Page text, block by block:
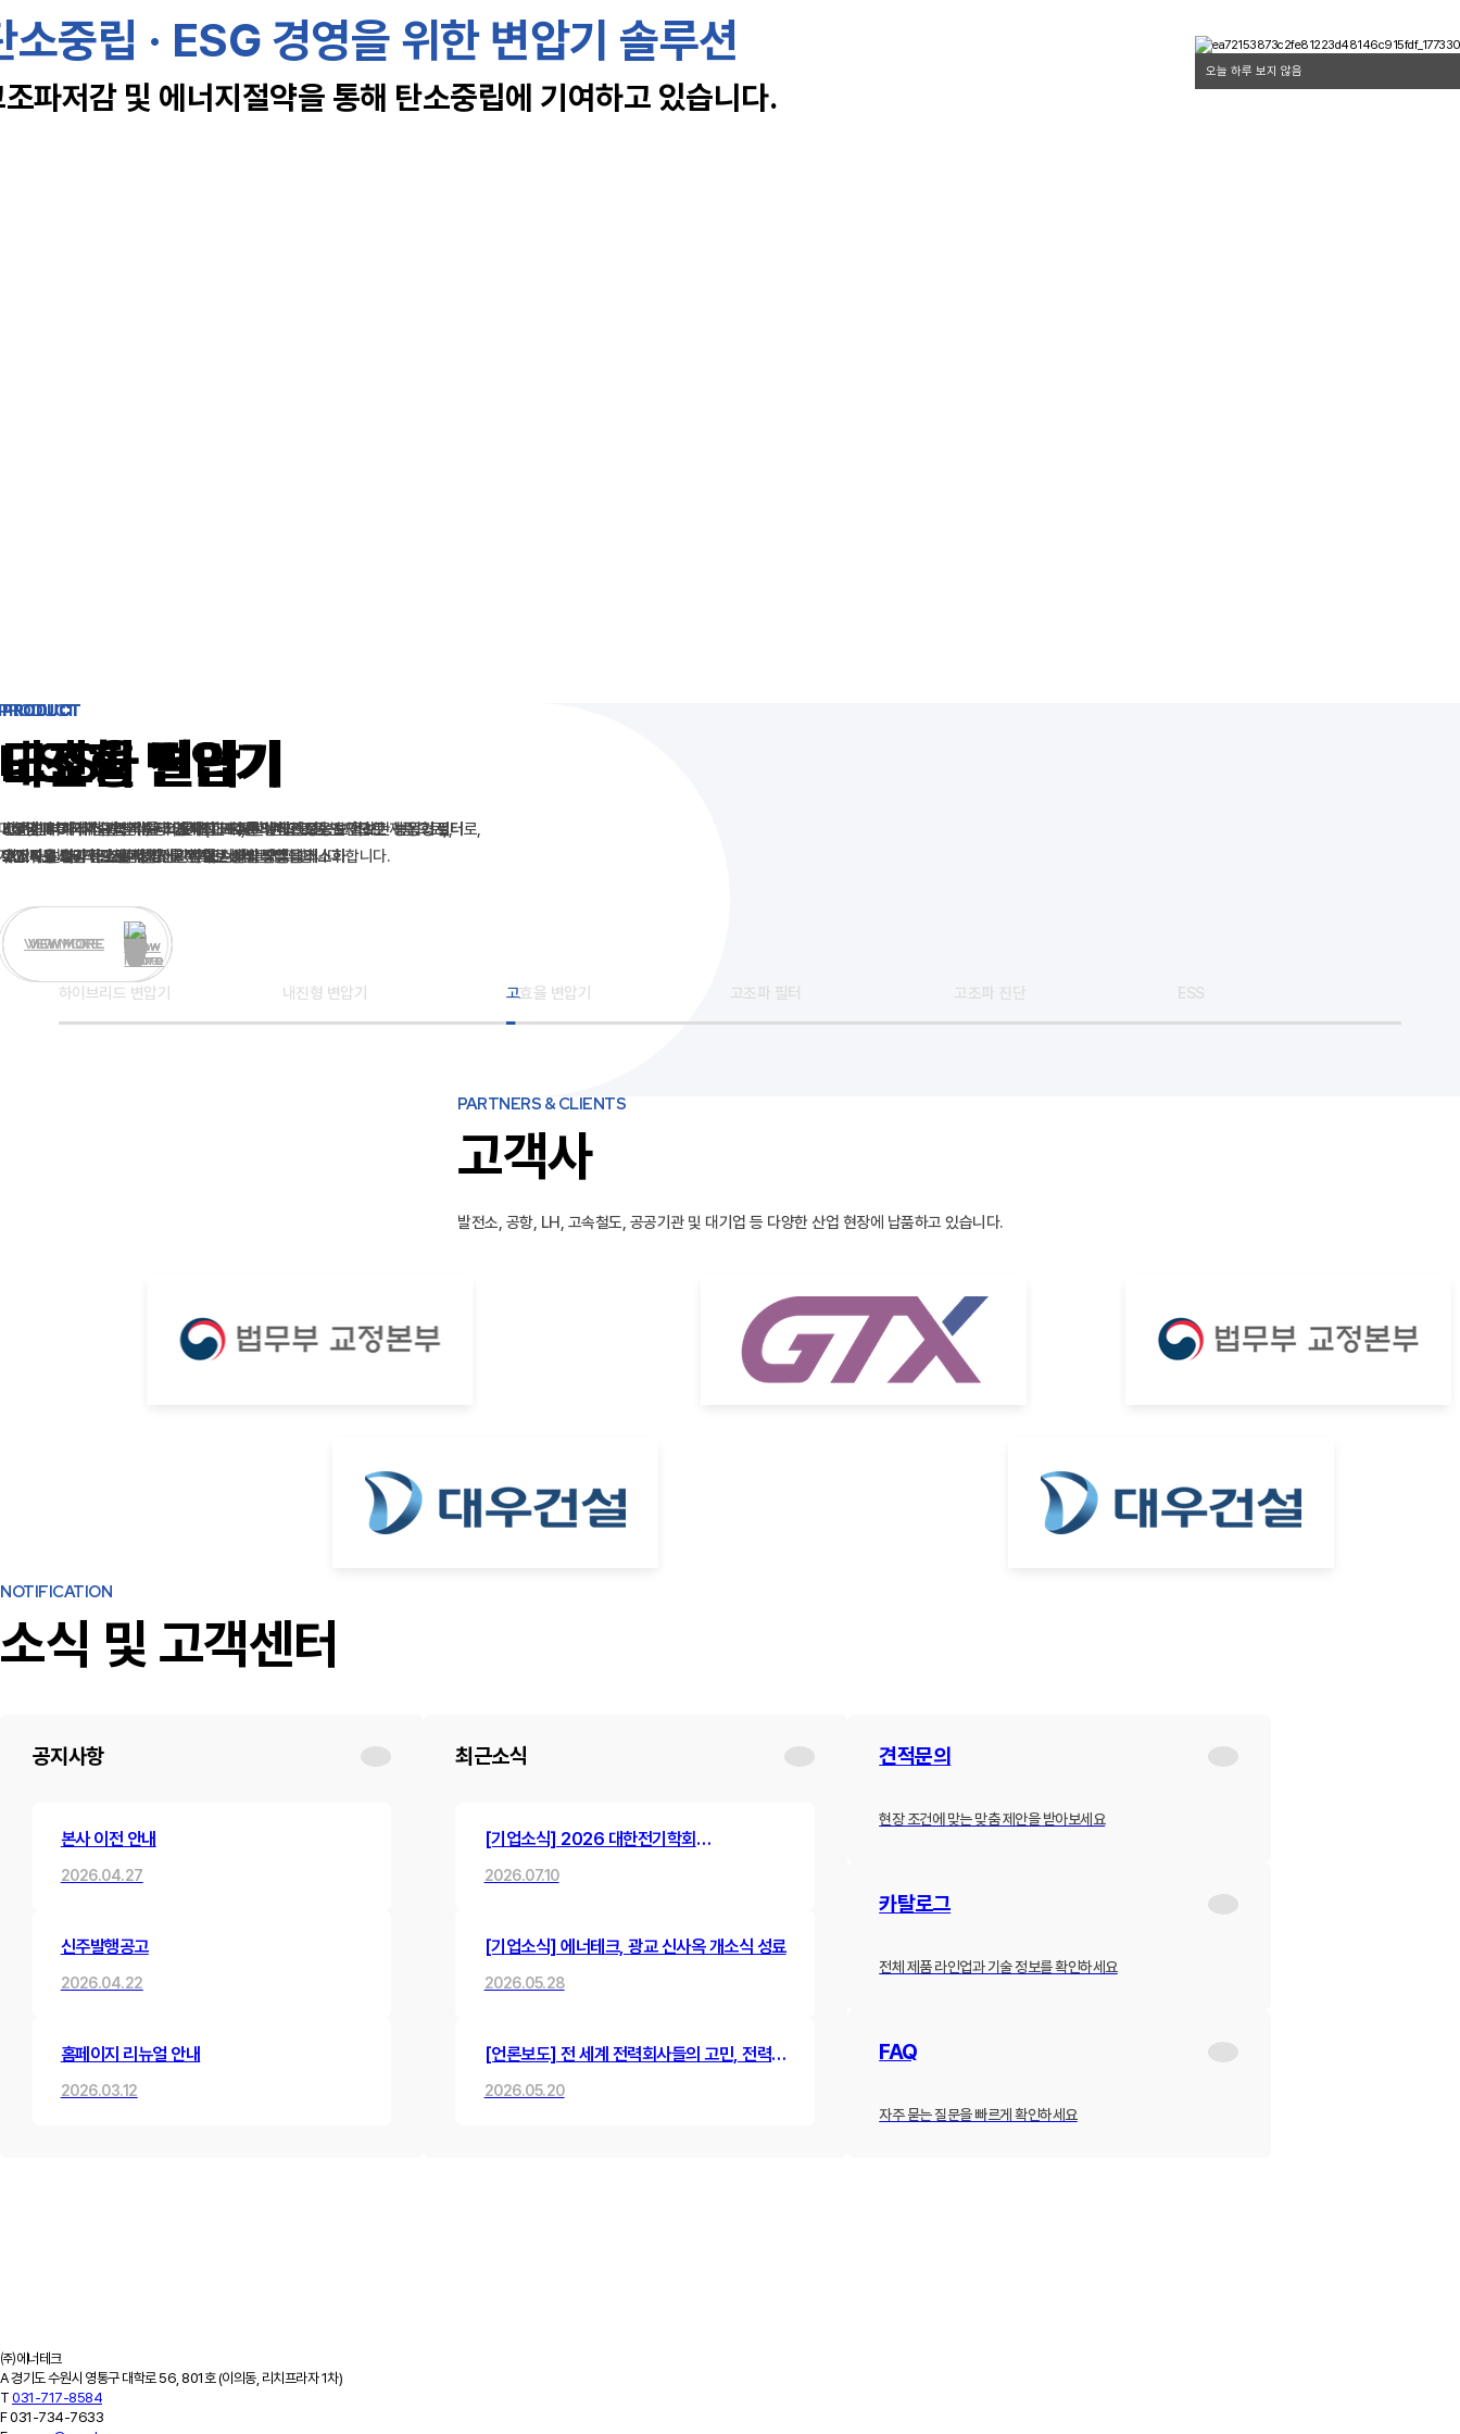
오늘 하루 보지 않음
중립 · ESG 경영을 위한 변압기 솔루션
파저감 및 에너지절약을 통해 탄소중립에 기여하고 있습니다.
진형 변압기
찰댐퍼 특허기술을 적용해업계 최고 수준의 내진 성능을 확보한 변압기로,
진 규모 8.6의 강진에서도 안정적인 성능을 발휘합니다.
VIEW MORE
PRODUCT
고효율 변압기
KS 및 IEC 국제 규격에 따라 제작된 고효율 변압기로
에너지 절약과 운영비 절감에 기여합니다.
VIEW MORE
PRODUCT
고조파 필터
비선형 부하에서 발생하는 고조파(THD)를 실시간으로 보정하는능동형 필터로,
고조파를 효과적으로 저감하고전력 손실과 발열을 최소화합니다.
VIEW MORE
PRODUCT
고조파 진단
전문 인력과 최첨단 분석 장비를 통한 차별화된 고조파 진단으로
유지비용 절감과효율적 자산관리를 지원합니다.
VIEW MORE
PRODUCT
ESS
그래핀 커패시터 배터리를 적용해 화재·폭발 위험을 원천 차단한 제품으로,
2026년 4분기 신제품 출시를 목표로 개발 중입니다.
VIEW MORE
하이브리드 변압기 내진형 변압기 고효율 변압기 고조파 필터 고조파 진단 ESS
PARTNERS & CLIENTS
고객사
발전소, 공항, LH, 고속철도, 공공기관 및 대기업 등 다양한 산업 현장에 납품하고 있습니다.
NOTIFICATION
소식 및 고객센터
공지사항
본사 이전 안내
2026.04.27
신주발행공고
2026.04.22
홈페이지 리뉴얼 안내
2026.03.12
최근소식
[기업소식] 2026 대한전기학회
2026.07.10
[기업소식] 에너테크, 광교 신사옥 개소식 성료
2026.05.28
[언론보도] 전 세계 전력회사들의 고민, 전력선
기술
2026.05.20
견적문의
현장 조건에 맞는 맞춤 제안을 받아보세요
카탈로그
전체 제품 라인업과 기술 정보를 확인하세요
FAQ
자주 묻는 질문을 빠르게 확인하세요
㈜에너테크
A경기도 수원시 영통구 대학로 56, 801호 (이의동, 리치프라자 1차)
T 031-717-8584
F031-734-7633